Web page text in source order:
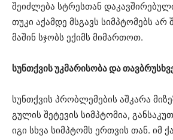
შეიძლება სტრესთან
თუკი აქამდე მსგავს სიმპტომებს არ
მაშინ სჯობს ექიმს მიმართოთ.
სუნთქვის უკმარისობა და
სუნთქვის პრობლემების აშკარა
გულის შეტევის სიმპტომია,
იგი სხვა სიმპტომს ერთვის თან. იმ